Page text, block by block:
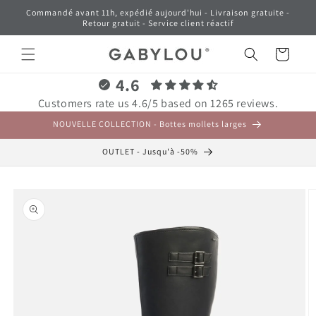
passer
Commandé avant 11h, expédié aujourd'hui - Livraison gratuite -
Retour gratuit - Service client réactif
Panier
4.6
Customers rate us 4.6/5 based on 1265 reviews.
NOUVELLE COLLECTION - Bottes mollets larges
OUTLET - Jusqu'à -50%
informations
produits